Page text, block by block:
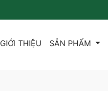
GIỚI THIỆU SẢN PHẨM